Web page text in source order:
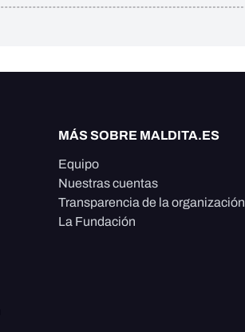
MÁS SOBRE MALDITA.ES
Equipo
Nuestras cuentas
Transparencia de la organización
La Fundación